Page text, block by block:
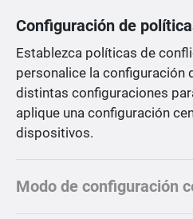
Configuración de
Establezca políticas de
personalice la configuración
distintas configuraciones
aplique una configuración
dispositivos.
Modo de configuración